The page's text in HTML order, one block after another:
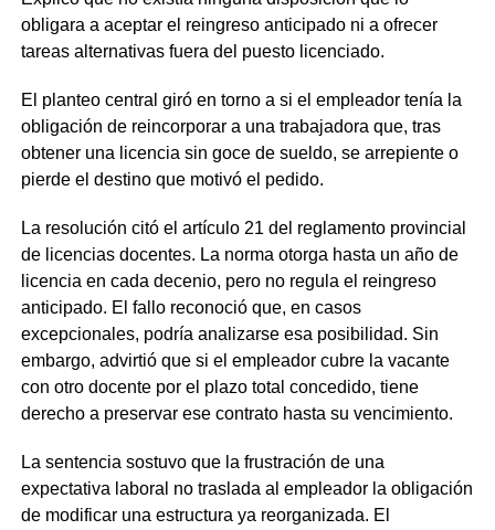
obligara a aceptar el reingreso anticipado ni a ofrecer
tareas alternativas fuera del puesto licenciado.
El planteo central giró en torno a si el empleador tenía la
obligación de reincorporar a una trabajadora que, tras
obtener una licencia sin goce de sueldo, se arrepiente o
pierde el destino que motivó el pedido.
La resolución citó el artículo 21 del reglamento provincial
de licencias docentes. La norma otorga hasta un año de
licencia en cada decenio, pero no regula el reingreso
anticipado. El fallo reconoció que, en casos
excepcionales, podría analizarse esa posibilidad. Sin
embargo, advirtió que si el empleador cubre la vacante
con otro docente por el plazo total concedido, tiene
derecho a preservar ese contrato hasta su vencimiento.
La sentencia sostuvo que la frustración de una
expectativa laboral no traslada al empleador la obligación
de modificar una estructura ya reorganizada. El